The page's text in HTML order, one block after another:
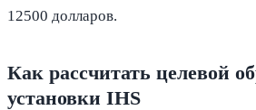
12500 долларов.
Как рассчитать целевой
установки IHS